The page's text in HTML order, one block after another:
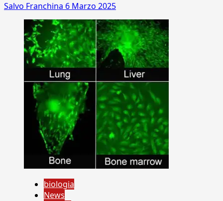
Salvo Franchina 6 Marzo 2025
biologia
News